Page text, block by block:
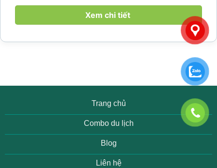
làng yên bình, thác...Xem chi tiết
Trang chủ
Combo du lịch
Blog
Liên hệ